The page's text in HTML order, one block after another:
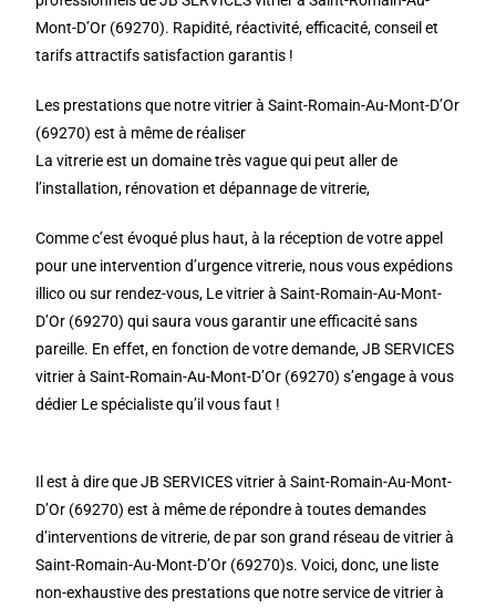
Mont-D’Or (69270). Rapidité, réactivité, efficacité, conseil et
tarifs attractifs satisfaction garantis !
Les prestations que notre vitrier à Saint-Romain-Au-Mont-D’Or
(69270) est à même de réaliser
La vitrerie est un domaine très vague qui peut aller de
l’installation, rénovation et dépannage de vitrerie,
Comme c’est évoqué plus haut, à la réception de votre appel
pour une intervention d’urgence vitrerie, nous vous expédions
illico ou sur rendez-vous, Le vitrier à Saint-Romain-Au-Mont-
D’Or (69270) qui saura vous garantir une efficacité sans
pareille. En effet, en fonction de votre demande, JB SERVICES
vitrier à Saint-Romain-Au-Mont-D’Or (69270) s’engage à vous
dédier Le spécialiste qu’il vous faut !
Il est à dire que JB SERVICES vitrier à Saint-Romain-Au-Mont-
D’Or (69270) est à même de répondre à toutes demandes
d’interventions de vitrerie, de par son grand réseau de vitrier à
Saint-Romain-Au-Mont-D’Or (69270)s. Voici, donc, une liste
non-exhaustive des prestations que notre service de vitrier à